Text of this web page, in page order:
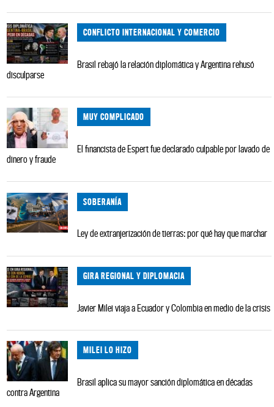
CONFLICTO INTERNACIONAL Y COMERCIO
Brasil rebajó la relación diplomática y Argentina rehusó
disculparse
MUY COMPLICADO
El financista de Espert fue declarado culpable por lavado de
dinero y fraude
SOBERANÍA
Ley de extranjerización de tierras: por qué hay que marchar
GIRA REGIONAL Y DIPLOMACIA
Javier Milei viaja a Ecuador y Colombia en medio de la crisis
MILEI LO HIZO
Brasil aplica su mayor sanción diplomática en décadas
contra Argentina